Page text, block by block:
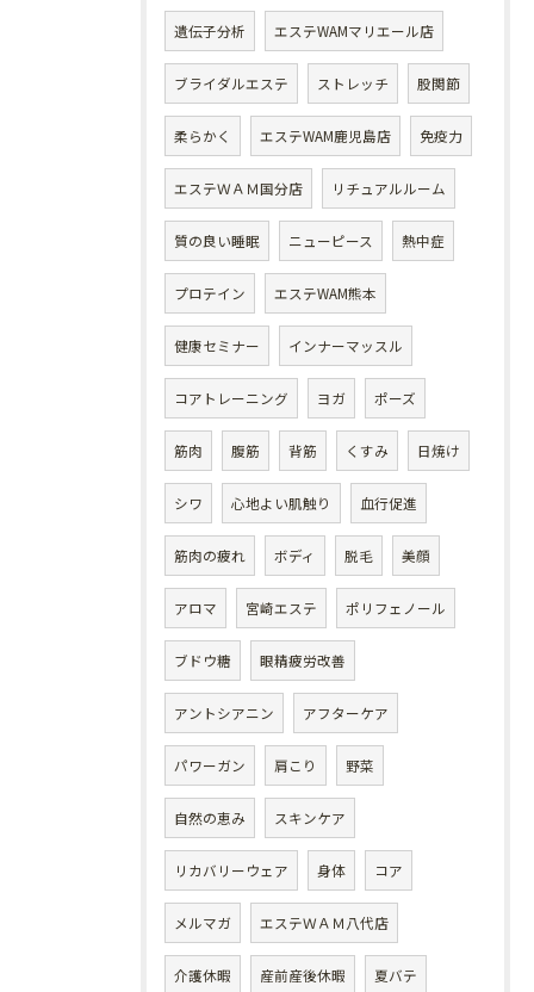
遺伝子分析 エステWAMマリエール店
ブライダルエステ ストレッチ 股関節
柔らかく エステWAM鹿児島店 免疫力
エステＷＡＭ国分店 リチュアルルーム
質の良い睡眠 ニューピース 熱中症
プロテイン エステWAM熊本
健康セミナー インナーマッスル
コアトレーニング ヨガ ポーズ
筋肉 腹筋 背筋 くすみ 日焼け
シワ 心地よい肌触り 血行促進
筋肉の疲れ ボディ 脱毛 美顔
アロマ 宮崎エステ ポリフェノール
ブドウ糖 眼精疲労改善
アントシアニン アフターケア
パワーガン 肩こり 野菜
自然の恵み スキンケア
リカバリーウェア 身体 コア
メルマガ エステＷＡＭ八代店
介護休暇 産前産後休暇 夏バテ